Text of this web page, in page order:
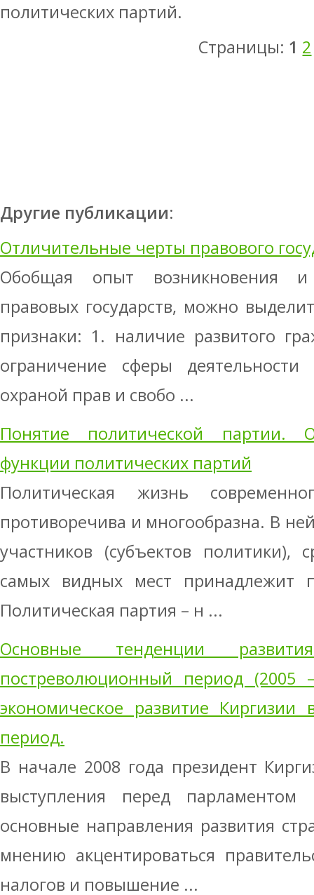
политических партий.
Страницы: 1 2
Другие публикации:
Отличительные черты правового
Обобщая опыт возникновения и
правовых государств, можно
признаки: 1. наличие развитого
ограничение сферы деятельности
охраной прав и свобо ...
Понятие политической партии.
функции политических партий
Политическая жизнь
противоречива и многообразна. В
участников (субъектов политики),
самых видных мест принадлежит
Политическая партия – н ...
Основные тенденции
постреволюционный период (2005
экономическое развитие
период.
В начале 2008 года президент
выступления перед парламентом
основные направления развития
мнению акцентироваться
налогов и повышение ...